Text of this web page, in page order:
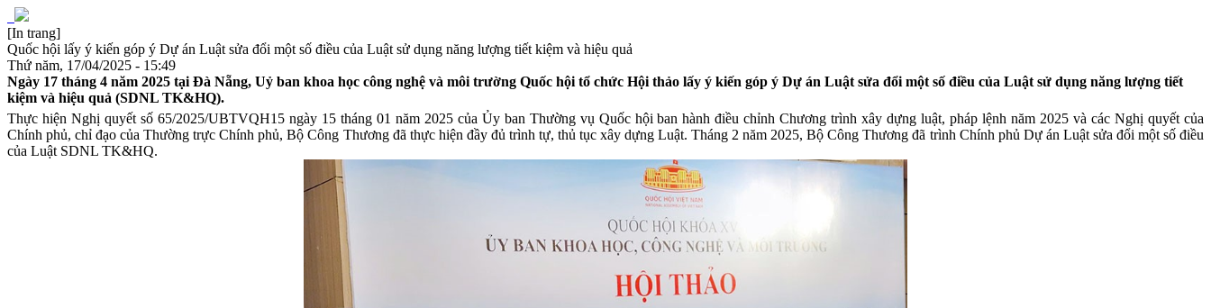
[In trang]
Quốc hội lấy ý kiến góp ý Dự án Luật sửa đổi một số điều của Luật sử dụng năng lượng tiết kiệm và hiệu quả
Thứ năm, 17/04/2025 - 15:49
Ngày 17 tháng 4 năm 2025 tại Đà Nẵng, Uỷ ban khoa học công nghệ và môi trường Quốc hội tổ chức Hội thảo lấy ý kiến góp ý Dự án Luật sửa đổi một số điều của Luật sử dụng năng lượng tiết
kiệm và hiệu quả (SDNL TK&HQ).
Thực hiện Nghị quyết số 65/2025/UBTVQH15 ngày 15 tháng 01 năm 2025 của Ủy ban Thường vụ Quốc hội ban hành điều chỉnh Chương trình xây dựng luật, pháp lệnh năm 2025 và các Nghị quyết của
Chính phủ, chỉ đạo của Thường trực Chính phủ, Bộ Công Thương đã thực hiện đầy đủ trình tự, thủ tục xây dựng Luật. Tháng 2 năm 2025, Bộ Công Thương đã trình Chính phủ Dự án Luật sửa đổi một số điều
của Luật SDNL TK&HQ.